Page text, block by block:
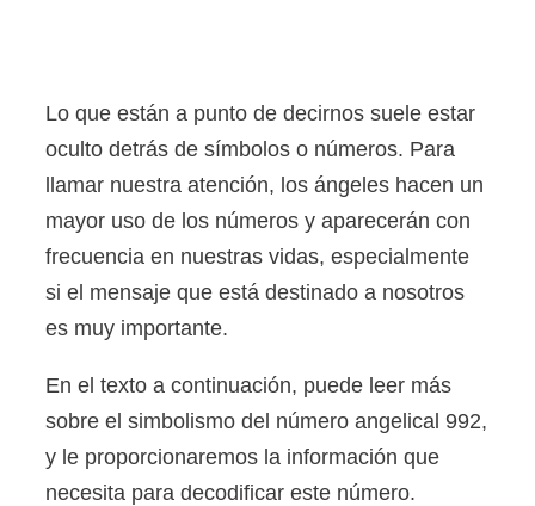
Lo que están a punto de decirnos suele estar
oculto detrás de símbolos o números. Para
llamar nuestra atención, los ángeles hacen un
mayor uso de los números y aparecerán con
frecuencia en nuestras vidas, especialmente
si el mensaje que está destinado a nosotros
es muy importante.
En el texto a continuación, puede leer más
sobre el simbolismo del número angelical 992,
y le proporcionaremos la información que
necesita para decodificar este número.